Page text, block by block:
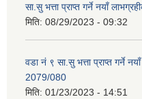
सा.सु भत्ता प्राप्त गर्ने नयाँ
मिति: 08/29/2023 - 09:32
वडा नं ९ सा.सु भत्ता प्राप्त गर्ने
2079/080
मिति: 01/23/2023 - 14:51